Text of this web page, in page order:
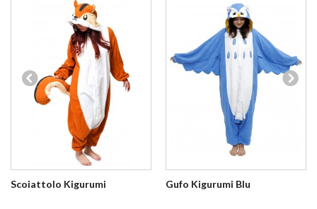
Scoiattolo Kigurumi Gufo Kigurumi Blu